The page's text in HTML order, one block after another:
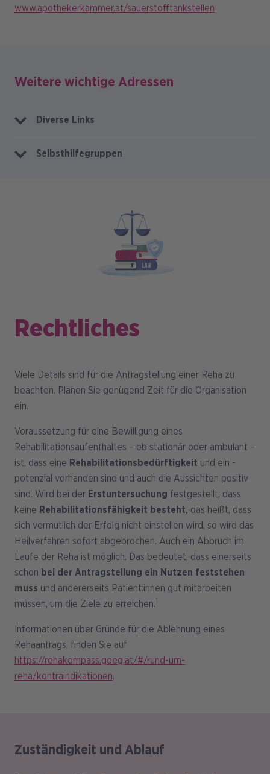
www.apothekerkammer.at/sauerstofftankstellen
Weitere wichtige Adressen
Diverse Links
Selbsthilfegruppen
Rechtliches
Viele Details sind für die Antragstellung einer Reha zu
beachten. Planen Sie genügend Zeit für die Organisation
ein.
Voraussetzung für eine Bewilligung eines
Rehabilitationsaufenthaltes – ob stationär oder ambulant –
ist, dass eine Rehabilitationsbedürftigkeit und ein -
potenzial vorhanden sind und auch die Aussichten positiv
sind. Wird bei der Erstuntersuchung festgestellt, dass
keine Rehabilitationsfähigkeit besteht, das heißt, dass
sich vermutlich der Erfolg nicht einstellen wird, so wird das
Heilverfahren sofort abgebrochen. Auch ein Abbruch im
Laufe der Reha ist möglich. Das bedeutet, dass einerseits
schon bei der Antragstellung ein Nutzen feststehen
muss und andererseits Patient:innen gut mitarbeiten
müssen, um die Ziele zu erreichen.
Informationen über Gründe für die Ablehnung eines
Rehaantrags, finden Sie auf
https://rehakompass.goeg.at/#/rund-um-
reha/kontraindikationen.
Zuständigkeit und Ablauf